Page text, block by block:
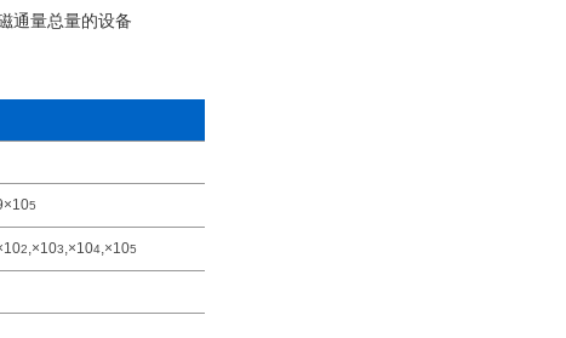
通量总量的设备
5
2 ,×103 ,×104 ,×105